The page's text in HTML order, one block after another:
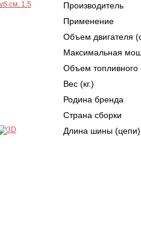
Производитель
Применение
Объем двигателя
Максимальная
Объем топливного
Вес (кг.)
Родина бренда
Страна сборки
Длина шины